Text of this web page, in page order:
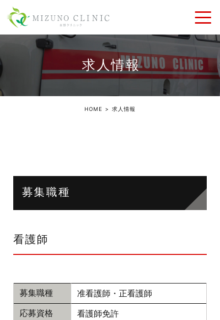
求人情報
HOME 求人情報
募集職種
看護師
募集職種 准看護師・正看護師
応募資格 看護師免許